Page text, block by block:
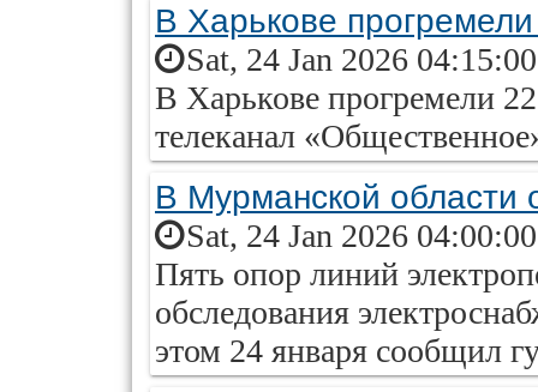
В Харькове
Sat, 24 Jan 2026
В Харькове прогремели
телеканал
В Мурманской области
Sat, 24 Jan 2026
Пять опор линий
обследования
этом 24 января сообщил